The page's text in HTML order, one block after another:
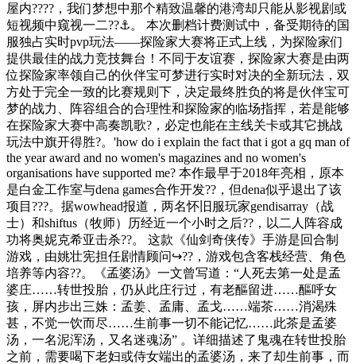
屋内????，我们梦想中那个精致温馨的港湾却只能从影视剧或
短视频中窥视一二??⚓。 本次删档计费测试中，备受期待的国
服独占实时pvp玩法——探险家大赛将正式上线，为探险家们
提供最佳的战力竞技舞台！不同于友谊赛，探险家大赛是由两
位探险家率领自己的伙伴宝可梦进行实时对决的全新玩法，双
方处于完全一致的比赛规则下，决定最终胜负的将是伙伴宝可
梦的战力、阵容组合的合理性和探险家的临场指挥，若是能够
在探险家大赛中高奏凯歌?，必定也能在主线关卡或其它挑战
玩法中旗开得胜?。'how do i explain the fact that i got a gq man of
the year award and no women's magazines and no women's
organisations have supported me? 本作最早于2018年亮相，原本
是白金工作室与dena games合作开发??，但dena似乎退出了该
项目???。据wowhead报道，两名怀旧服玩家gendisarray（战
士）和shiftus（牧师）历经近一个小时之后??，以二人阵容成
功将奥妮克希亚击杀??。 这款《仙剑奇侠传》手游是回合制
游戏，由姚壮宪担任剧情顾问↪??，游戏包含客栈经营、角色
培养等内容??。《孟婆汤》一文曾写道：“人死去第一处是孟
婆庄……转世投胎，仍从此庄行过，有老醧留进……醧呼女
孩，屏内步出三姝：孟姜、孟庸、孟戈……端茶……消渴殊
甚，不觉一饮而尽……生前事一切不能记忆……此茶是孟婆
汤，一名泥浑汤，又名迷魂汤” 。详细描述了鬼魂在转世投胎
之前，需要喝下老妇或侍女端出的孟婆汤，来了却生前事，而